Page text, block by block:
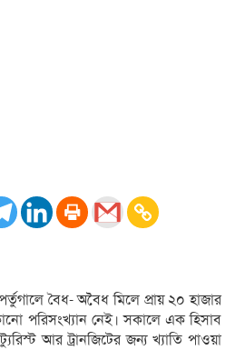
বৈধ- অবৈধ মিলে প্রায় ২০ হাজার
পরিসংখ্যান নেই। সকালে এক হিসাব
আর ট্রানজিটের জন্য খ্যাতি পাওয়া